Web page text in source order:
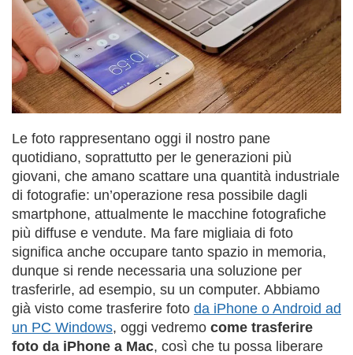
Le foto rappresentano oggi il nostro pane
quotidiano, soprattutto per le generazioni più
giovani, che amano scattare una quantità industriale
di fotografie: un’operazione resa possibile dagli
smartphone, attualmente le macchine fotografiche
più diffuse e vendute. Ma fare migliaia di foto
significa anche occupare tanto spazio in memoria,
dunque si rende necessaria una soluzione per
trasferirle, ad esempio, su un computer. Abbiamo
già visto come trasferire foto da iPhone o Android ad
un PC Windows, oggi vedremo come trasferire
foto da iPhone a Mac, così che tu possa liberare